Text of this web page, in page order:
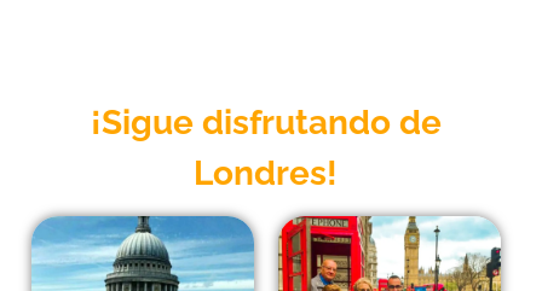
¡Sigue disfrutando de
Londres!